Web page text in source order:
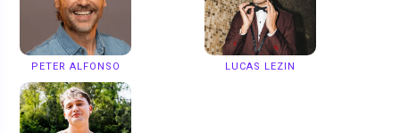
PETER ALFONSO LUCAS LEZIN